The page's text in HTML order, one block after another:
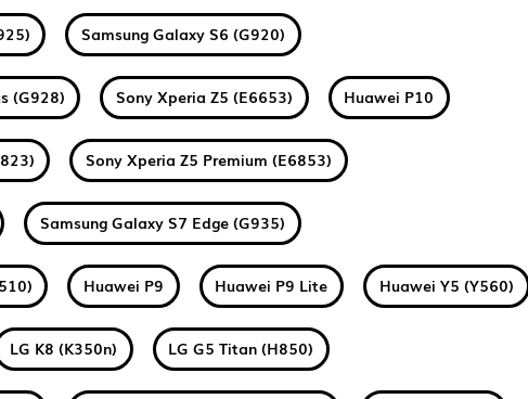
Samsung Galaxy S6 (G920)
(G928) Sony Xperia Z5 (E6653) Huawei P10
Sony Xperia Z5 Premium (E6853)
Samsung Galaxy S7 Edge (G935)
Huawei P9 Huawei P9 Lite Huawei Y5 (Y560)
LG K8 (K350n) LG G5 Titan (H850)